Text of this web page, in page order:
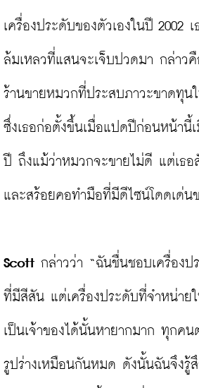
เครื่องประดับของตัวเองในปี 2002
ล้มเหลวที่แสนจะเจ็บปวดมา กล่าวคื
ร้านขายหมวกที่ประสบภาวะขาดทุน
ซึ่งเธอก่อตั้งขึ้นเมื่อแปดปีก่อนหน้านี้เ
ปี ถึงแม้ว่าหมวกจะขายไม่ดี แต่เธอ
และสร้อยคอทำมือที่มีดีไซน์โดดเด่น
Scott กล่าวว่า “ฉันชื่นชอบเครื่อง
ที่มีสีสัน แต่เครื่องประดับที่จำหน่าย
เป็นเจ้าของได้นั้นหายากมาก ทุกค
รูปร่างเหมือนกันหมด ดังนั้นฉันจึงรู้สึ